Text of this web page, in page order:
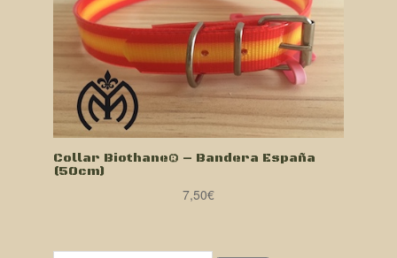
Collar Biothane® – Bandera España
(50cm)
7,50€